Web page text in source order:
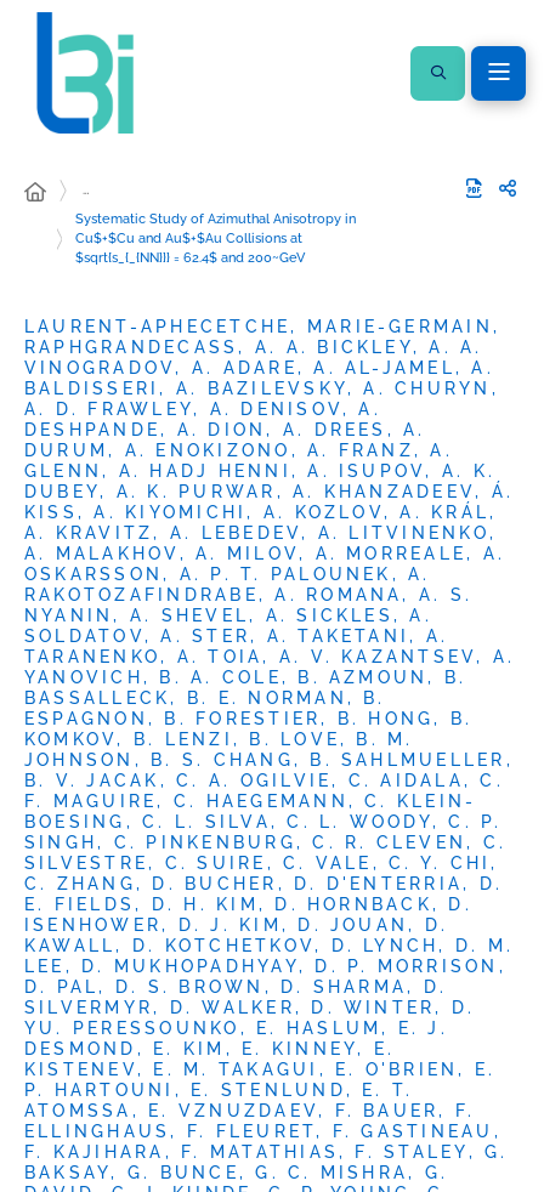
…
Systematic Study of Azimuthal Anisotropy in
Cu$+$Cu and Au$+$Au Collisions at
$sqrt{s_{_{NN}}} = 62.4$ and 200~GeV
LAURENT-APHECETCHE, MARIE-GERMAIN,
RAPHGRANDECASS, A. A. BICKLEY, A. A.
VINOGRADOV, A. ADARE, A. AL-JAMEL, A.
BALDISSERI, A. BAZILEVSKY, A. CHURYN,
A. D. FRAWLEY, A. DENISOV, A.
DESHPANDE, A. DION, A. DREES, A.
DURUM, A. ENOKIZONO, A. FRANZ, A.
GLENN, A. HADJ HENNI, A. ISUPOV, A. K.
DUBEY, A. K. PURWAR, A. KHANZADEEV, Á.
KISS, A. KIYOMICHI, A. KOZLOV, A. KRÁL,
A. KRAVITZ, A. LEBEDEV, A. LITVINENKO,
A. MALAKHOV, A. MILOV, A. MORREALE, A.
OSKARSSON, A. P. T. PALOUNEK, A.
RAKOTOZAFINDRABE, A. ROMANA, A. S.
NYANIN, A. SHEVEL, A. SICKLES, A.
SOLDATOV, A. STER, A. TAKETANI, A.
TARANENKO, A. TOIA, A. V. KAZANTSEV, A.
YANOVICH, B. A. COLE, B. AZMOUN, B.
BASSALLECK, B. E. NORMAN, B.
ESPAGNON, B. FORESTIER, B. HONG, B.
KOMKOV, B. LENZI, B. LOVE, B. M.
JOHNSON, B. S. CHANG, B. SAHLMUELLER,
B. V. JACAK, C. A. OGILVIE, C. AIDALA, C.
F. MAGUIRE, C. HAEGEMANN, C. KLEIN-
BOESING, C. L. SILVA, C. L. WOODY, C. P.
SINGH, C. PINKENBURG, C. R. CLEVEN, C.
SILVESTRE, C. SUIRE, C. VALE, C. Y. CHI,
C. ZHANG, D. BUCHER, D. D'ENTERRIA, D.
E. FIELDS, D. H. KIM, D. HORNBACK, D.
ISENHOWER, D. J. KIM, D. JOUAN, D.
KAWALL, D. KOTCHETKOV, D. LYNCH, D. M.
LEE, D. MUKHOPADHYAY, D. P. MORRISON,
D. PAL, D. S. BROWN, D. SHARMA, D.
SILVERMYR, D. WALKER, D. WINTER, D.
YU. PERESSOUNKO, E. HASLUM, E. J.
DESMOND, E. KIM, E. KINNEY, E.
KISTENEV, E. M. TAKAGUI, E. O'BRIEN, E.
P. HARTOUNI, E. STENLUND, E. T.
ATOMSSA, E. VZNUZDAEV, F. BAUER, F.
ELLINGHAUS, F. FLEURET, F. GASTINEAU,
F. KAJIHARA, F. MATATHIAS, F. STALEY, G.
BAKSAY, G. BUNCE, G. C. MISHRA, G.